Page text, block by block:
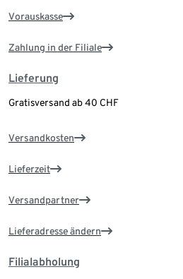
Vorauskasse
Zahlung in der Filiale
Lieferung
Gratisversand ab 40 CHF
Versandkosten
Lieferzeit
Versandpartner
Lieferadresse ändern
Filialabholung